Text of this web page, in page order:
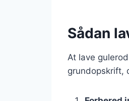
Sådan
At lave
grundopskrift,